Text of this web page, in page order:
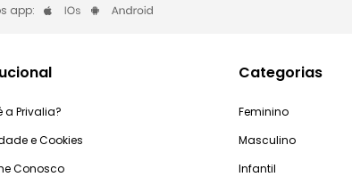
app:
a Privalia?
e Cookies
Conosco
Categorias
Feminino
Masculino
Infantil